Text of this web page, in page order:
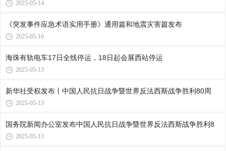
2025-05-14
《突发事件应急术语实用手册》通用篇和地震灾害篇发布
2025-05-16
海珠有轨电车17日全线停运，18日起会展西站停运
2025-05-13
新华社受权发布丨中国人民抗日战争暨世界反法西斯战争胜利80周
2025-05-13
国务院新闻办公室发布中国人民抗日战争暨世界反法西斯战争胜利8
2025-05-13